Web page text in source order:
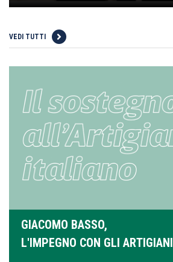
VEDI TUTTI
GIACOMO BASSO,
L'IMPEGNO CON GLI ARTIGIANI